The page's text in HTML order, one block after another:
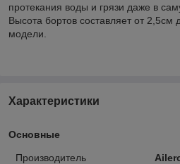
протекания воды и грязи даже в
Высота бортов составляет от 2,5см
модели.
Характеристики
Основные
Производитель